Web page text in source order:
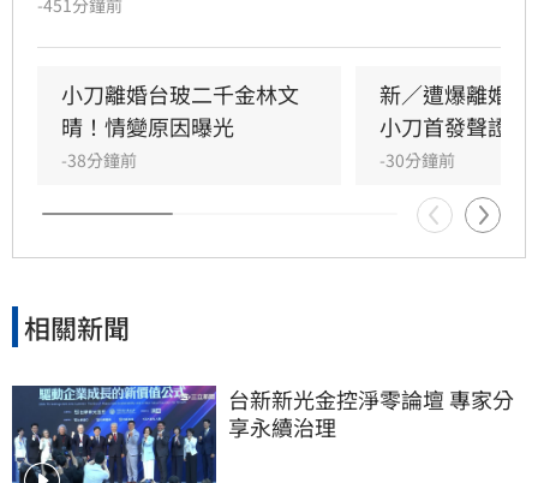
同陪伴、守護一對子女成長，同時希望外界尊重
雙方決定，之後不再對離婚一事做任何回應。
-451分鐘前
小刀離婚台玻二千金林文
晴！情變原因曝光
-38分鐘前
新／遭爆離婚
小刀首發聲證實
-30分鐘前
相關新聞
台新新光金控淨零論壇 專家分
享永續治理